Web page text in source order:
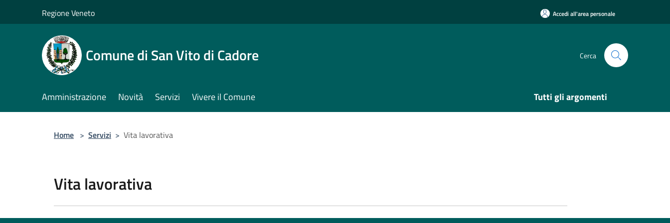
Regione Veneto Accedi all'area personale
Comune di San Vito di Cadore Cerca
Amministrazione Novità Servizi Vivere il Comune Tutti gli argomenti
Home > Servizi > Vita lavorativa
Vita lavorativa